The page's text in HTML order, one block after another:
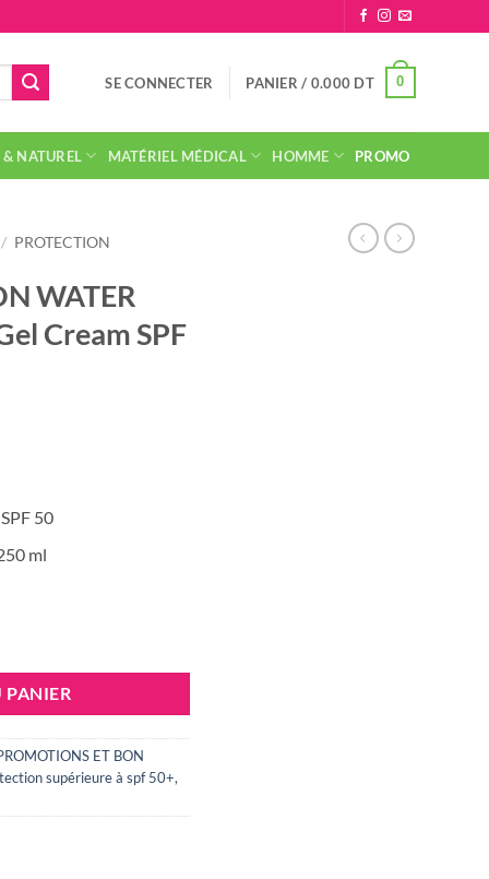
SE CONNECTER PANIER / 0.000 DT 0
NATUREL MATÉRIEL MÉDICAL HOMME PROMO
/ PROTECTION
WATER
Cream SPF
50
ml
PANIER
ET BON
supérieure à spf 50+,